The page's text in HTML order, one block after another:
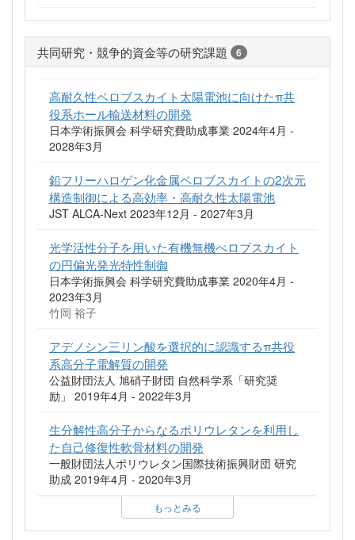
共同研究・競争的資金等の研究課題 6
高耐久性ペロブスカイト太陽電池に向けたπ共
役系ホール輸送材料の開発
日本学術振興会 科学研究費助成事業 2024年4月 -
2028年3月
鉛フリーハロゲン化金属ペロブスカイトの2次元
構造制御による高効率・高耐久性太陽電池
JST ALCA-Next 2023年12月 - 2027年3月
光学活性分子を用いた有機無機ぺロブスカイト
の円偏光発光特性制御
日本学術振興会 科学研究費助成事業 2020年4月 -
2023年3月
竹岡 裕子
アデノシン三リン酸を選択的に認識するπ共役
系高分子電解質の開発
公益財団法人 旭硝子財団 自然科学系「研究奨
励」 2019年4月 - 2022年3月
生分解性高分子からなるポリウレタンを利用し
た自己修復性軟骨材料の開発
一般財団法人ポリウレタン国際技術振興財団 研究
助成 2019年4月 - 2020年3月
もっとみる